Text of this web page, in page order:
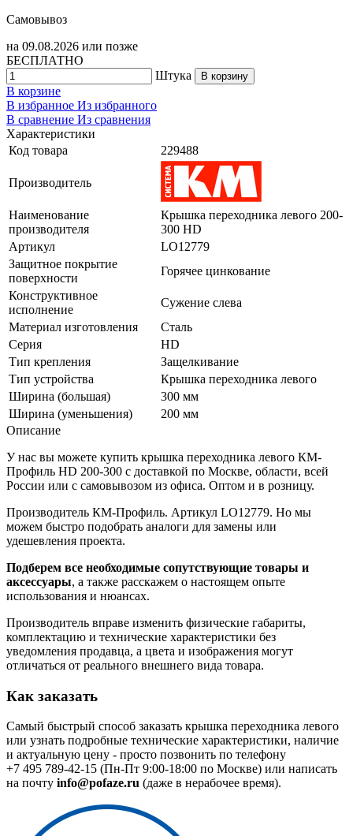
Самовывоз
на 09.08.2026 или позже
БЕСПЛАТНО
Штука
В корзину
В корзине
В избранное Из избранного
В сравнение Из сравнения
Характеристики
Код товара
229488
Производитель
Наименование
производителя
Крышка переходника левого 200-
300 HD
Артикул
LO12779
Защитное покрытие
поверхности
Горячее цинкование
Конструктивное
исполнение
Сужение слева
Материал изготовления
Сталь
Серия
HD
Тип крепления
Защелкивание
Тип устройства
Крышка переходника левого
Ширина (большая)
300 мм
Ширина (уменьшения)
200 мм
Описание
У нас вы можете купить крышка переходника левого КМ-
Профиль HD 200-300 с доставкой по Москве, области, всей
России или с самовывозом из офиса. Оптом и в розницу.
Производитель КМ-Профиль. Артикул LO12779. Но мы
можем быстро подобрать аналоги для замены или
удешевления проекта.
Подберем все необходимые сопутствующие товары и
аксессуары, а также расскажем о настоящем опыте
использования и нюансах.
Производитель вправе изменить физические габариты,
комплектацию и технические характеристики без
уведомления продавца, а цвета и изображения могут
отличаться от реального внешнего вида товара.
Как заказать
Самый быстрый способ заказать крышка переходника левого
или узнать подробные технические характеристики, наличие
и актуальную цену - просто позвонить по телефону
+7 495 789-42-15 (Пн-Пт 9:00-18:00 по Москве) или написать
на почту info@pofaze.ru (даже в нерабочее время).